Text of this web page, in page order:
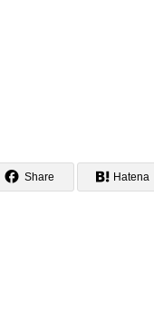
Share Hatena